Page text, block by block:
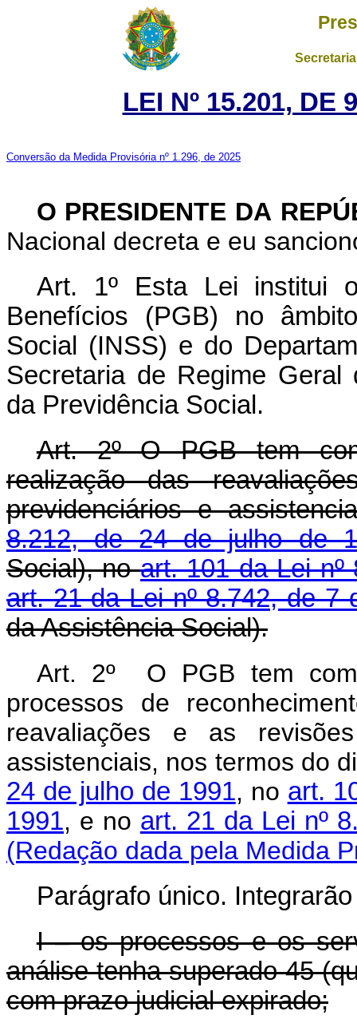
LEI Nº 15.201, DE
Conversão da Medida Provisória nº 1.296, de 2025
O PRESIDENTE DA
Nacional decreta e eu
Art. 1º Esta Lei institui
Benefícios (PGB) no
Social (INSS) e do
Secretaria de Regime
da Previdência Social.
Art. 2º O PGB tem
realização das
previdenciários e
8.212, de 24 de julho de
Social), noart. 101 da Lei
art. 21 da Lei nº 8.742, de 7
da Assistência Social).
Art. 2º O PGB tem
processos de
reavaliações e as
assistenciais, nos termos do
24 de julho de 1991, no art.
1991, e no art. 21 da Lei nº
(Redação dada pela Medida
Parágrafo único.
I – os processos e os
análise tenha superado 45
com prazo judicial expirado;